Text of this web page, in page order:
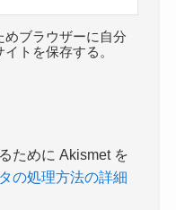
めブラウザーに自分
トを保存する。
ために Akismet を
の処理方法の詳細